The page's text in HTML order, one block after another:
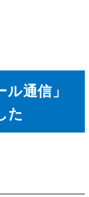
通信」
た